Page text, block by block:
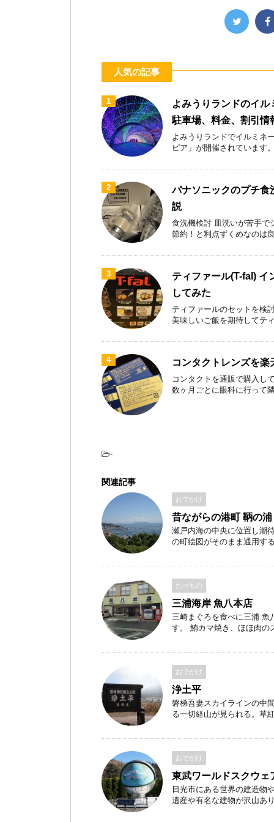
人気の記事
1
よみうりランドのイ
駐車場、料金、割引情
よみうりランドでイルミネ
ピア」が開催されています
2
パナソニックのプチ
説
食洗機検討 皿洗いが苦手で
節約！と利点ずくめなのは
3
ティファール(T-fal) イ
してみた
ティファールのセットを検
美味しいご飯を期待してテ
4 コンタクトレンズを楽
コンタクトを通販で購入し
数ヶ月ごとに眼科に行って
-
関連記事
おでかけ
昔ながらの港町 鞆の浦
瀬戸内海の中央に位置し潮
の町絵図がそのまま通用す
たべもの
三浦海岸 魚八本店
三崎まぐろを食べに三浦 魚
す。 鮪カマ焼き、ほほ肉の
おでかけ
浄土平
磐梯吾妻スカイラインの中
る一切経山が見られる。草
おでかけ
東武ワールドスクウェ
日光市にある世界の建造物
遺産や有名な建物が沢山あ